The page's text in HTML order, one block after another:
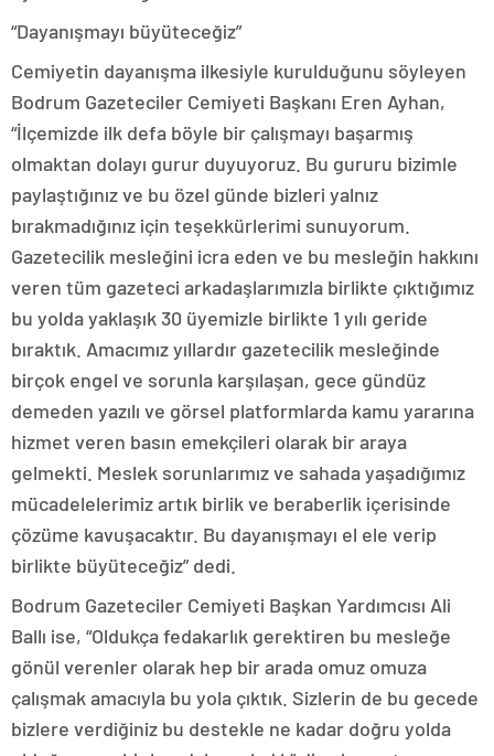
“Dayanışmayı büyüteceğiz”
Cemiyetin dayanışma ilkesiyle kurulduğunu söyleyen
Bodrum Gazeteciler Cemiyeti Başkanı Eren Ayhan,
“İlçemizde ilk defa böyle bir çalışmayı başarmış
olmaktan dolayı gurur duyuyoruz. Bu gururu bizimle
paylaştığınız ve bu özel günde bizleri yalnız
bırakmadığınız için teşekkürlerimi sunuyorum.
Gazetecilik mesleğini icra eden ve bu mesleğin hakkını
veren tüm gazeteci arkadaşlarımızla birlikte çıktığımız
bu yolda yaklaşık 30 üyemizle birlikte 1 yılı geride
bıraktık. Amacımız yıllardır gazetecilik mesleğinde
birçok engel ve sorunla karşılaşan, gece gündüz
demeden yazılı ve görsel platformlarda kamu yararına
hizmet veren basın emekçileri olarak bir araya
gelmekti. Meslek sorunlarımız ve sahada yaşadığımız
mücadelelerimiz artık birlik ve beraberlik içerisinde
çözüme kavuşacaktır. Bu dayanışmayı el ele verip
birlikte büyüteceğiz” dedi.
Bodrum Gazeteciler Cemiyeti Başkan Yardımcısı Ali
Ballı ise, “Oldukça fedakarlık gerektiren bu mesleğe
gönül verenler olarak hep bir arada omuz omuza
çalışmak amacıyla bu yola çıktık. Sizlerin de bu gecede
bizlere verdiğiniz bu destekle ne kadar doğru yolda